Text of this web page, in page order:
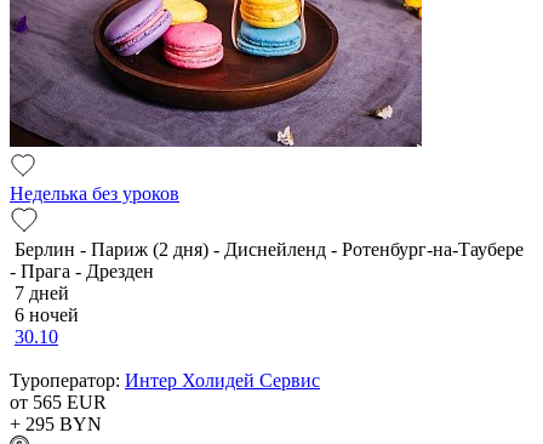
Неделька без уроков
Берлин - Париж (2 дня) - Диснейленд - Ротенбург-на-Таубере
- Прага - Дрезден
7 дней
6 ночей
30.10
Туроператор: Интер Холидей Сервис
от 565 EUR
+ 295 BYN